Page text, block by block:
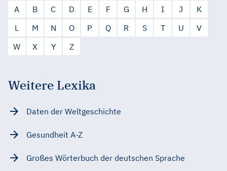
A B C D E F G H I J
K
L
M N O P Q R S T U
V
W
X Y Z
Weitere Lexika
Daten der Weltgeschichte
Gesundheit A-Z
Großes Wörterbuch der deutschen Sprache